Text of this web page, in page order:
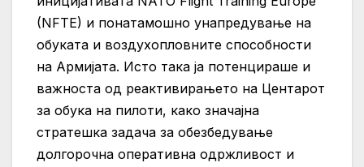
(NFTE) и понатамошно унапредување на
обуката и воздухопловните способности
на Армијата. Исто така ја потенцираше и
важноста од реактивирањето на Центарот
за обука на пилоти, како значајна
стратешка задача за обезбедување
долгорочна оперативна одржливост и